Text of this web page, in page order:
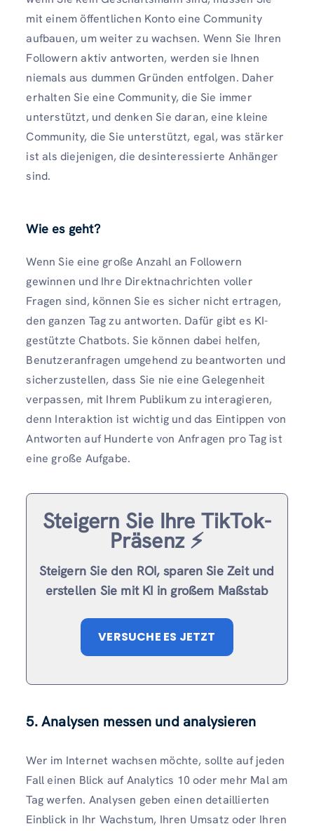
mit einem öffentlichen Konto eine Community
aufbauen, um weiter zu wachsen. Wenn Sie Ihren
Followern aktiv antworten, werden sie Ihnen
niemals aus dummen Gründen entfolgen. Daher
erhalten Sie eine Community, die Sie immer
unterstützt, und denken Sie daran, eine kleine
Community, die Sie unterstützt, egal, was stärker
ist als diejenigen, die desinteressierte Anhänger
sind.
Wie es geht?
Wenn Sie eine große Anzahl an Followern
gewinnen und Ihre Direktnachrichten voller
Fragen sind, können Sie es sicher nicht ertragen,
den ganzen Tag zu antworten. Dafür gibt es KI-
gestützte Chatbots. Sie können dabei helfen,
Benutzeranfragen umgehend zu beantworten und
sicherzustellen, dass Sie nie eine Gelegenheit
verpassen, mit Ihrem Publikum zu interagieren,
denn Interaktion ist wichtig und das Eintippen von
Antworten auf Hunderte von Anfragen pro Tag ist
eine große Aufgabe.
Steigern Sie Ihre TikTok-
Präsenz ⚡️
Steigern Sie den ROI, sparen Sie Zeit und
erstellen Sie mit KI in großem Maßstab
VERSUCHE ES JETZT
5. Analysen messen und analysieren
Wer im Internet wachsen möchte, sollte auf jeden
Fall einen Blick auf Analytics 10 oder mehr Mal am
Tag werfen. Analysen geben einen detaillierten
Einblick in Ihr Wachstum, Ihren Umsatz oder Ihren